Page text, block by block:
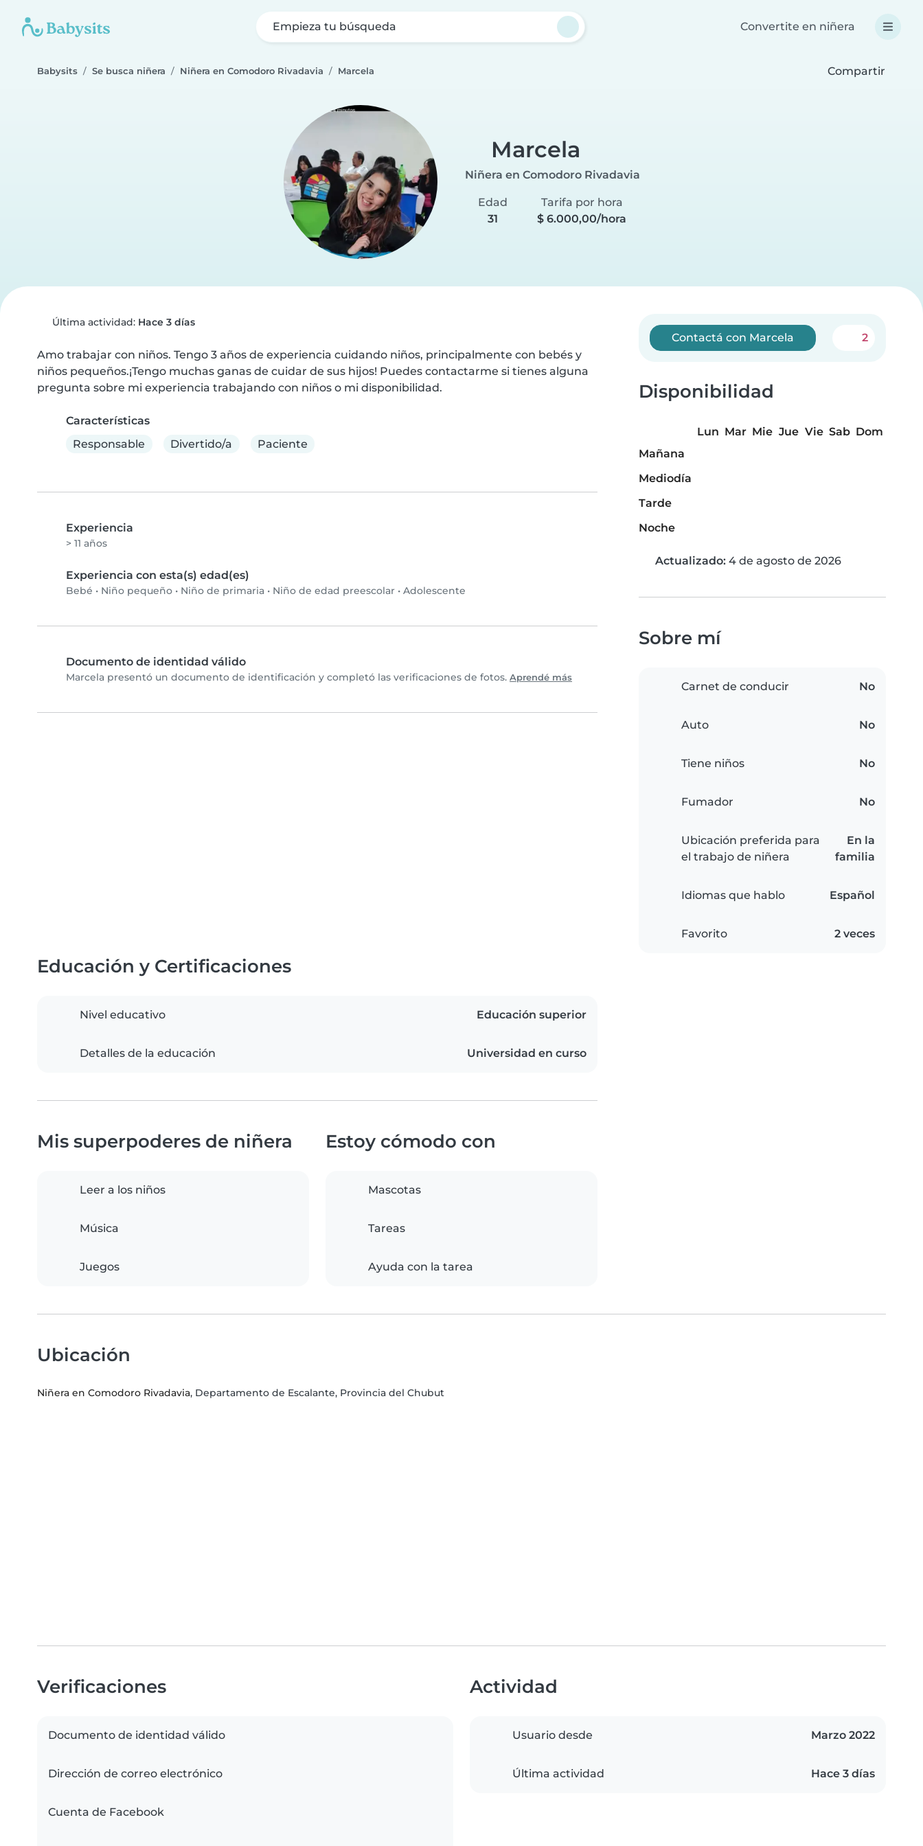
Empieza tu búsqueda Convertite en niñera
Babysits Se busca niñera Niñera en Comodoro Rivadavia Marcela Compartir
Marcela
Niñera en Comodoro Rivadavia
Edad
31
Tarifa por hora
$ 6.000,00/hora
Última actividad: Hace 3 días
Amo trabajar con niños. Tengo 3 años de experiencia cuidando niños, principalmente con bebés y
niños pequeños.¡Tengo muchas ganas de cuidar de sus hijos! Puedes contactarme si tienes alguna
pregunta sobre mi experiencia trabajando con niños o mi disponibilidad.
Características
Responsable
Divertido/a Paciente
Experiencia
> 11 años
Experiencia con esta(s) edad(es)
Bebé • Niño pequeño • Niño de primaria • Niño de edad preescolar • Adolescente
Documento de identidad válido
Marcela presentó un documento de identificación y completó las verificaciones de fotos. Aprendé más
Contactá con Marcela 2
Disponibilidad
Lun Mar Mie Jue Vie Sab Dom
Mañana
Mediodía
Tarde
Noche
Actualizado: 4 de agosto de 2026
Sobre mí
Carnet de conducir No
Auto No
Tiene niños No
Fumador No
Ubicación preferida para
el trabajo de niñera
En la
familia
Idiomas que hablo Español
Favorito 2 veces
Educación y Certificaciones
Nivel educativo Educación superior
Detalles de la educación Universidad en curso
Mis superpoderes de niñera
Leer a los niños
Música
Juegos
Estoy cómodo con
Mascotas
Tareas
Ayuda con la tarea
Ubicación
Niñera en Comodoro Rivadavia, Departamento de Escalante, Provincia del Chubut
Verificaciones
Documento de identidad válido
Dirección de correo electrónico
Cuenta de Facebook
Actividad
Usuario desde Marzo 2022
Última actividad Hace 3 días